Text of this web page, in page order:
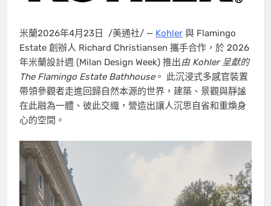
米蘭2026年4月23日 /美通社/ — Kohler 與 Flamingo
Estate 創辦人 Richard Christiansen 攜手合作，於 2026
年米蘭設計週 (Milan Design Week) 推出由 Kohler 呈獻的
The Flamingo Estate Bathhouse。 此沉浸式多感官裝置
帶領參觀者走進回歸自然本源的世界，建築、景觀與靜謐
在此融為一體、彼此交織，營造出讓人沉思自省和重煥身
心的空間。